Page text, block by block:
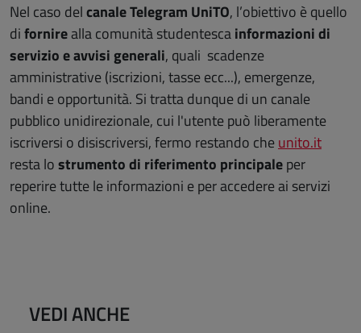
Nel caso delcanale Telegram UniTO, l’obiettivo è quello
difornirealla comunità studentescainformazioni di
servizio e avvisi generali, quali scadenze
amministrative (iscrizioni, tasse ecc...), emergenze,
bandi e opportunità. Si tratta dunque di un canale
pubblico unidirezionale, cui l'utente può liberamente
iscriversi o disiscriversi, fermo restando cheunito.it
resta lostrumento di riferimento principaleper
reperire tutte le informazioni e per accedere ai servizi
online.
VEDI ANCHE